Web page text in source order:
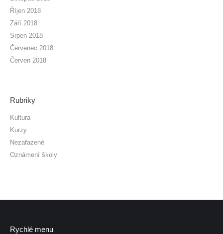
Říjen 2018
Září 2018
Srpen 2018
Červenec 2018
Červen 2018
Rubriky
Kultura
Kurzy
Nezařazené
Oznámení školy
Rychlé menu